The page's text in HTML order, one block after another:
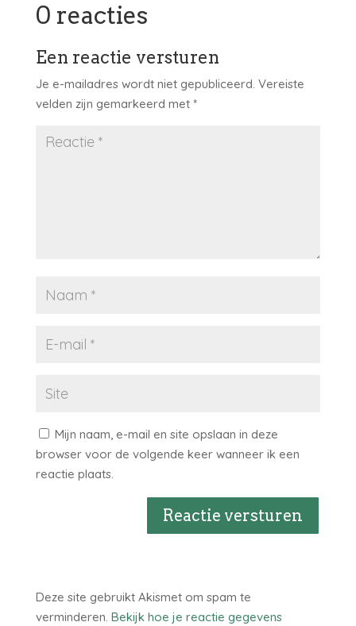
0 reacties
Een reactie versturen
Je e-mailadres wordt niet gepubliceerd. Vereiste
velden zijn gemarkeerd met *
Mijn naam, e-mail en site opslaan in deze
browser voor de volgende keer wanneer ik een
reactie plaats.
Reactie versturen
Deze site gebruikt Akismet om spam te
verminderen. Bekijk hoe je reactie gegevens